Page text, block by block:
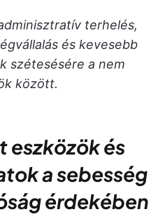
terhelés,
és kevesebb
szétesésére a nem
között.
eszközök és
a sebesség
érdekében